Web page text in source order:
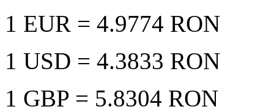
1 EUR = 4.9774 RON
1 USD = 4.3833 RON
1 GBP = 5.8304 RON